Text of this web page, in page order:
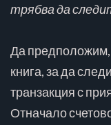
трябва да
Да предположим,
книга, за да
транзакция с
Отначало